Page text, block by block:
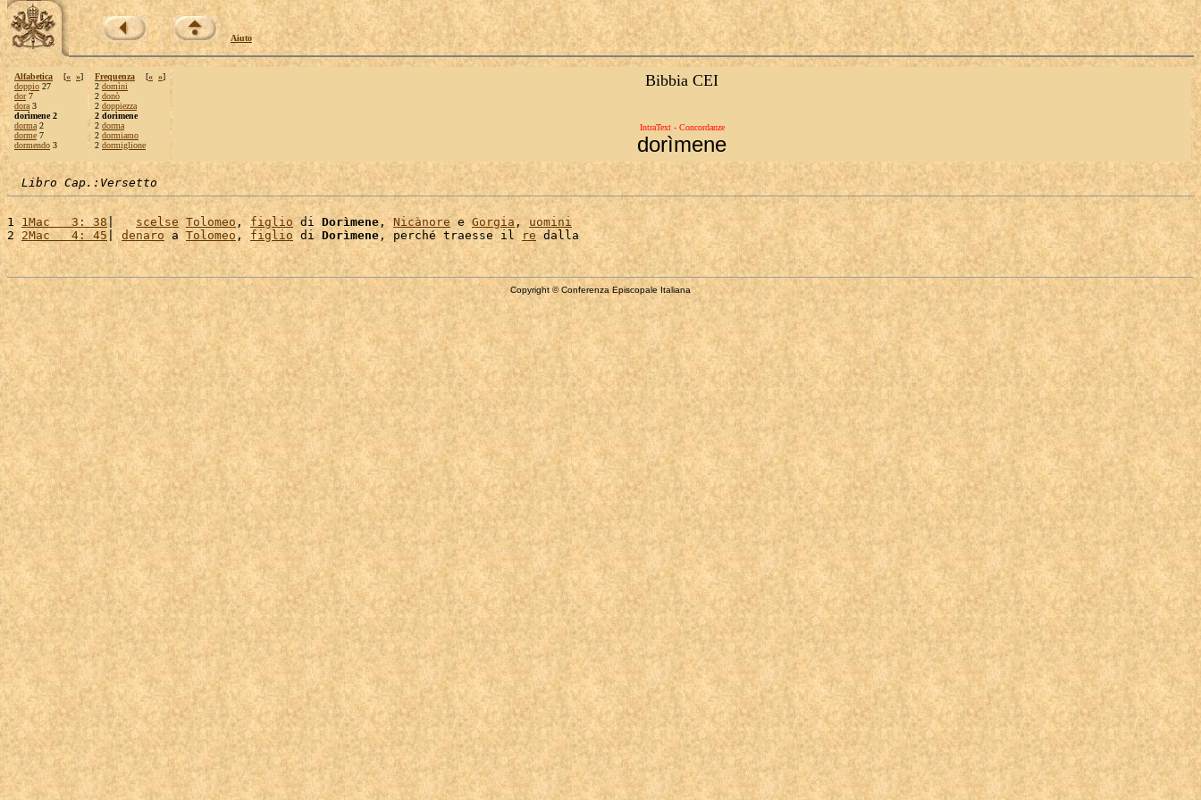
Aiuto
Alfabetica [« »]
doppio 27
dor7
dora 3
dorìmene 2
dorma 2
dorme 7
dormendo 3
Frequenza [« »]
2 domìni
2 donò
2 doppiezza
2 dorìmene
2 dorma
2 dormiamo
2 dormiglione
Bibbia CEI
IntraText - Concordanze
dorìmene
Libro Cap.:Versetto
1 1Mac   3: 38| scelse Tolomeo , figlio di Dorìmene , Nicànore e Gorgia , uomini
2 2Mac   4: 45 denaro a Tolomeo , figlio di Dorìmene, perché traesse il re
Copyright © Conferenza Episcopale Italiana